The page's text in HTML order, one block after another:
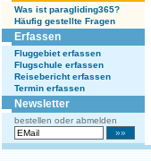
Was ist paragliding365?
Häufig gestellte Fragen
Erfassen
Fluggebiet erfassen
Flugschule erfassen
Reisebericht erfassen
Termin erfassen
Newsletter
bestellen oder abmelden